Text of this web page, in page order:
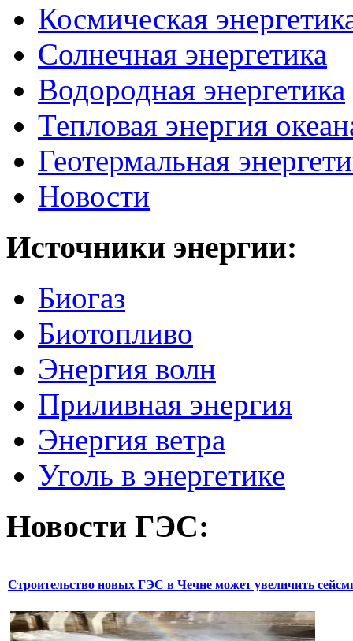
Космическая
Солнечная энергетика
Водородная энергетика
Тепловая энергия
Геотермальная
Новости
Источники энергии:
Биогаз
Биотопливо
Энергия волн
Приливная энергия
Энергия ветра
Уголь в энергетике
Новости ГЭС:
Строительство новых ГЭС в Чечне может увеличить